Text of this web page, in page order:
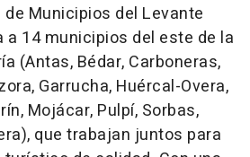
Municipios del Levante
a 14 municipios del este de la
(Antas, Bédar, Carboneras,
Garrucha, Huércal-Overa,
Mojácar, Pulpí, Sorbas,
que trabajan juntos para